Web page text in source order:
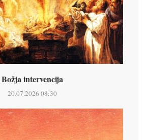
Božja intervencija
20.07.2026 08:30